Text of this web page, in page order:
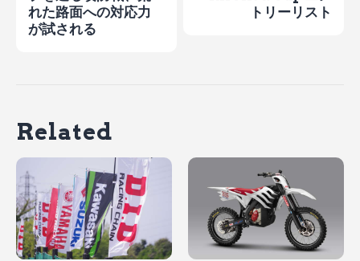
れた路面への対応力
が試される
トリーリスト
Related